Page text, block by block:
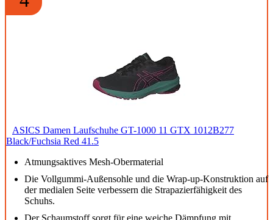
ASICS Damen Laufschuhe GT-1000 11 GTX 1012B277
Black/Fuchsia Red 41.5
Atmungsaktives Mesh-Obermaterial
Die Vollgummi-Außensohle und die Wrap-up-Konstruktion auf
der medialen Seite verbessern die Strapazierfähigkeit des
Schuhs.
Der Schaumstoff sorgt für eine weiche Dämpfung mit